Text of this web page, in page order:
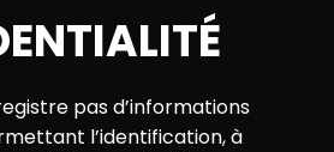
pas d’informations
l’identification, à